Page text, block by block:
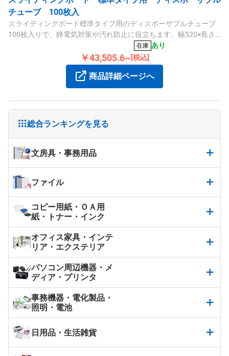
総合ランキングを見る
文房具・事務用品
ファイル
コピー用紙・ＯＡ用
紙・トナー・インク
オフィス家具・インテ
リア・エクステリア
パソコン周辺機器・メ
ディア・プリンタ
事務機器・電化製品・
照明・電池
日用品・生活雑貨
チューブ 100枚入
スライディングボード標準タイプ用のディスポーザブルチューブ
100枚入りで、静電気対策や汚れ防止に役立ちます。幅520×長さ
在庫 あり
￥43,505.6~ [税込]
商品詳細ページへ